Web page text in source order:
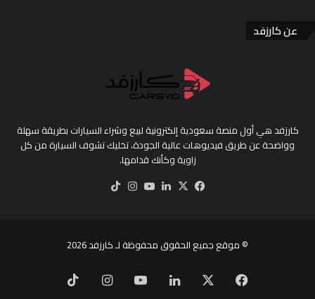
عن كارزفد
كارزفد هي أول منصة سعودية إلكترونية لبيع وشراء السيارات بطريقة سهلة
وواضحة عن طريق فيديوهات عالية الجودة، تخليك تشوف السيارة من كل
زاوية وكأنك قدامها.
فيسبوك
‫X لينكدإن‫YouTubeانستقرام
© موقع جميع الحقوق محفوظة لـكارزفد
فيسبوك لينكدإن ‫YouTube انستقرام